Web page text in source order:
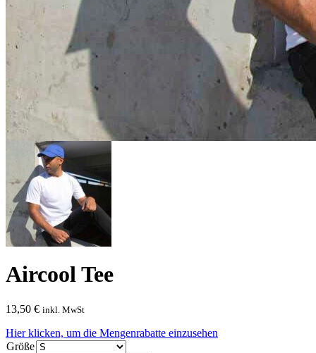
Aircool Tee
13,50 € inkl. MwSt
Hier klicken, um die Mengenrabatte einzusehen
Größe